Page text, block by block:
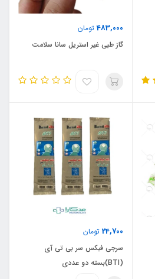
483,000تومان
گاز طبی غیر استریل سانا سلامت
24,700 تومان
سرجی فیکس سر بی تی آی
(BTI)بسته دو عددی